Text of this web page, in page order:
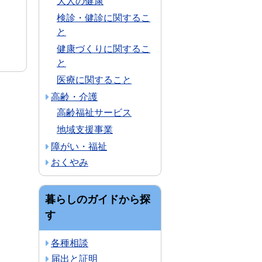
検診・健診に関するこ
と
健康づくりに関するこ
と
医療に関すること
高齢・介護
高齢福祉サービス
地域支援事業
障がい・福祉
おくやみ
暮らしのガイドから探
す
各種相談
届出と証明